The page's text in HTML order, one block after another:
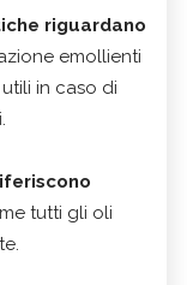
riguardano
emollienti
in caso di
tutti gli oli